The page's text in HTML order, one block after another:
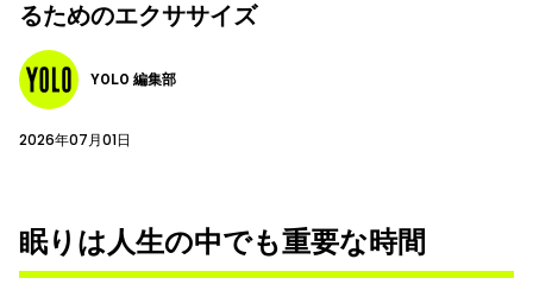
るためのエクササイズ
YOLO 編集部
2026年07月01日
眠りは人生の中でも重要な時間